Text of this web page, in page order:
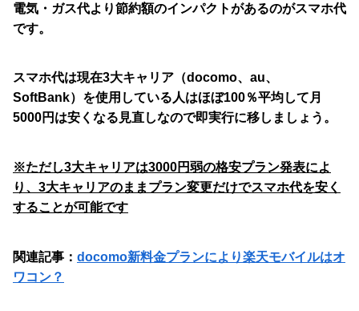
電気・ガス代より節約額のインパクトがあるのがスマホ代
です。
スマホ代は現在3大キャリア（docomo、au、
SoftBank）を使用している人はほぼ100％平均して月
5000円は安くなる 見直しなので即実行に移しましょう。
※ただし3大キャリアは3000円弱の格安プラン発表によ
り、3大キャリアのままプラン変更だけでスマホ代を安く
することが可能です
関連記事： docomo新料金プランにより楽天モバイルはオ
ワコン？